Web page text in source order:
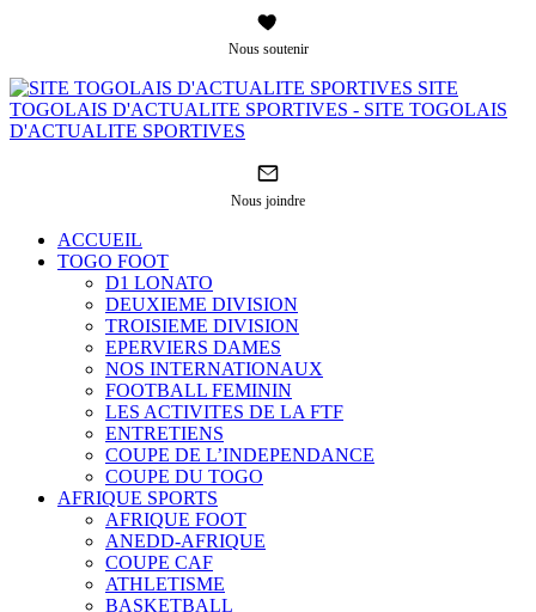
Nous soutenir
SITE
TOGOLAIS D'ACTUALITE SPORTIVES - SITE TOGOLAIS
D'ACTUALITE SPORTIVES
Nous joindre
ACCUEIL
TOGO FOOT
D1 LONATO
DEUXIEME DIVISION
TROISIEME DIVISION
EPERVIERS DAMES
NOS INTERNATIONAUX
FOOTBALL FEMININ
LES ACTIVITES DE LA FTF
ENTRETIENS
COUPE DE L’INDEPENDANCE
COUPE DU TOGO
AFRIQUE SPORTS
AFRIQUE FOOT
ANEDD-AFRIQUE
COUPE CAF
ATHLETISME
BASKETBALL